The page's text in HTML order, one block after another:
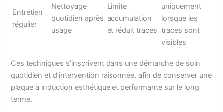
Entretien
régulier
Nettoyage
quotidien après
usage
Limite
accumulation
et réduit traces
uniquement
lorsque les
traces sont
visibles
Ces techniques s’inscrivent dans une démarche de soin
quotidien et d’intervention raisonnée, afin de conserver une
plaque à induction esthétique et performante sur le long
terme.